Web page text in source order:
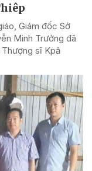
Giám đốc Sở
Minh Trưởng đã
sĩ Kpă